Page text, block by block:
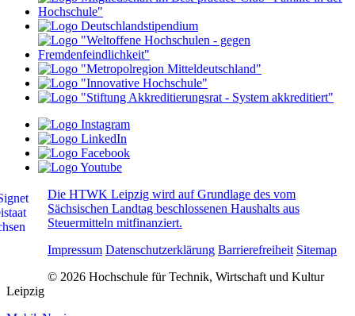
Die HTWK Leipzig wird auf Grundlage des vom
Sächsischen Landtag beschlossenen Haushalts aus
Steuermitteln mitfinanziert.
Impressum Datenschutzerklärung Barrierefreiheit Sitemap
© 2026 Hochschule für Technik, Wirtschaft und Kultur
Leipzig